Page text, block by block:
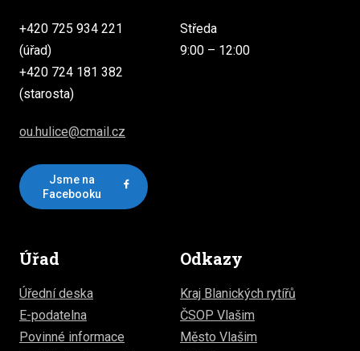
+420 725 934 221
(úřad)
+420 724 181 382
(starosta)
ou.hulice@cmail.cz
Jsme na
Facebooku
Středa
9:00 – 12:00
Úřad
Úřední deska
E-podatelna
Povinné informace
Odkazy
Kraj Blanických rytířů
ČSOP Vlašim
Město Vlašim